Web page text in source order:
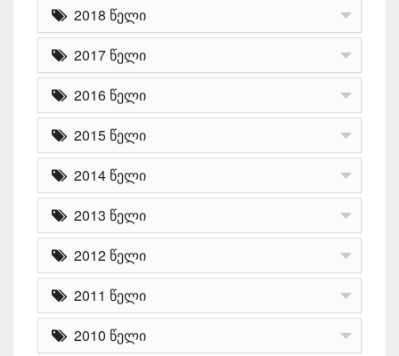
2018 წელი
2017 წელი
2016 წელი
2015 წელი
2014 წელი
2013 წელი
2012 წელი
2011 წელი
2010 წელი